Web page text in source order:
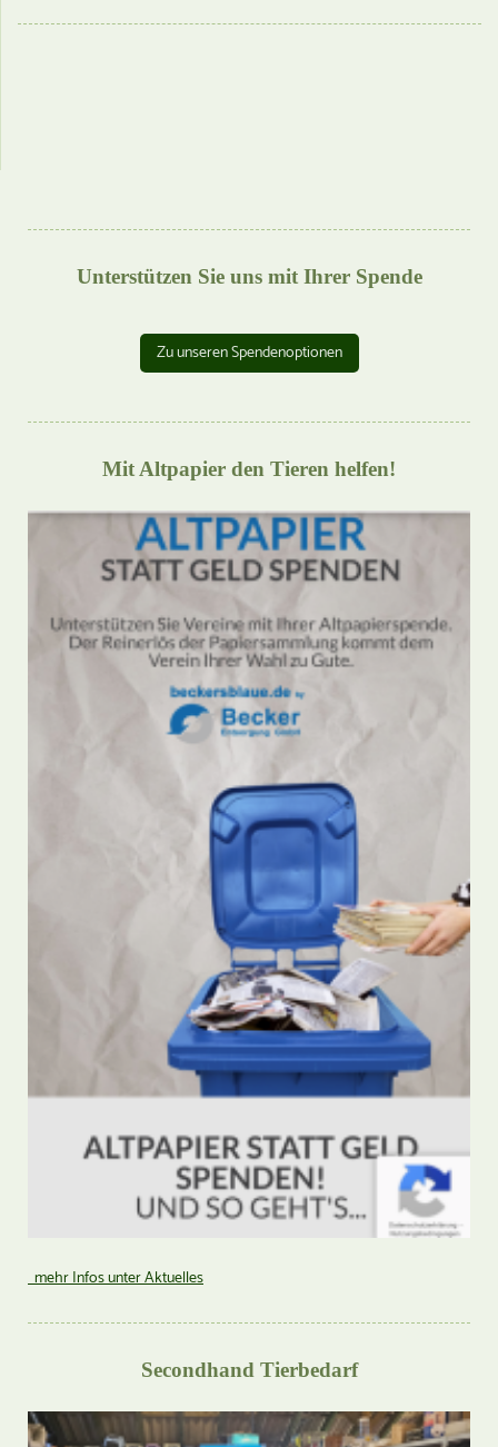
Unterstützen Sie uns mit Ihrer Spende
Zu unseren Spendenoptionen
Mit Altpapier den Tieren helfen!
mehr Infos unter Aktuelles
Secondhand Tierbedarf